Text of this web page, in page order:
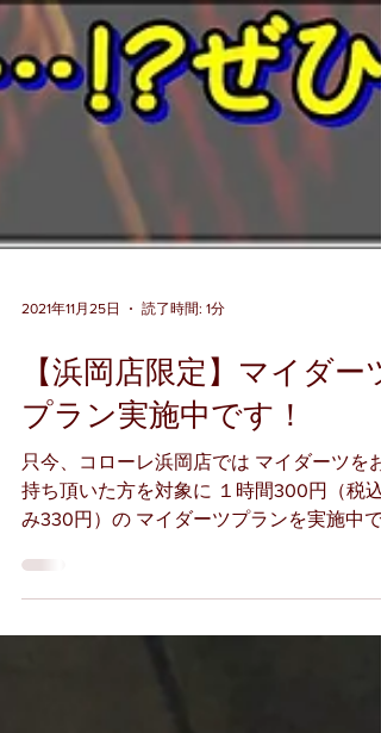
【浜岡店限定】マイダーツ
プラン実施中です！
只今、コローレ浜岡店では マイダーツをお
持ち頂いた方を対象に １時間300円（税込
ております！...